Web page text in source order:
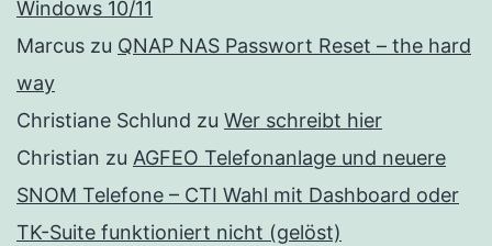
Windows 10/11
Marcus zu QNAP NAS Passwort Reset – the hard
way
Christiane Schlund zu Wer schreibt hier
Christian zu AGFEO Telefonanlage und neuere
SNOM Telefone – CTI Wahl mit Dashboard oder
TK-Suite funktioniert nicht (gelöst)